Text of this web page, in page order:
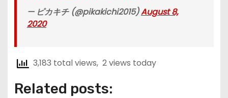
— ピカキチ (@pikakichi2015)August 8,
2020
3,183 total views, 2 views today
Related posts: